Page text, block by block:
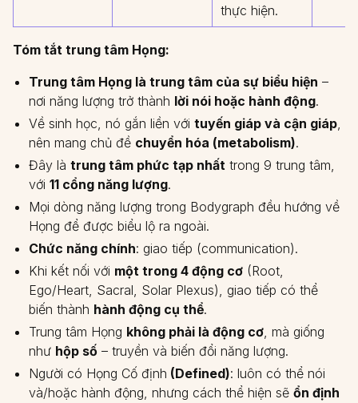
thực hiện.
Tóm tắt trung tâm Họng:
Trung tâm Họng là trung tâm của sự biểu hiện –
nơi năng lượng trở thành lời nói hoặc hành động.
Về sinh học, nó gắn liền với tuyến giáp và cận giáp,
nên mang chủ đề chuyển hóa (metabolism).
Đây là trung tâm phức tạp nhất trong 9 trung tâm,
với 11 cổng năng lượng.
Mọi dòng năng lượng trong Bodygraph đều hướng về
Họng để được biểu lộ ra ngoài.
Chức năng chính: giao tiếp (communication).
Khi kết nối với một trong 4 động cơ (Root,
Ego/Heart, Sacral, Solar Plexus), giao tiếp có thể
biến thành hành động cụ thể.
Trung tâm Họng không phải là động cơ, mà giống
như hộp số – truyền và biến đổi năng lượng.
Người có Họng Cố định (Defined): luôn có thể nói
và/hoặc hành động, nhưng cách thể hiện sẽ ổn định